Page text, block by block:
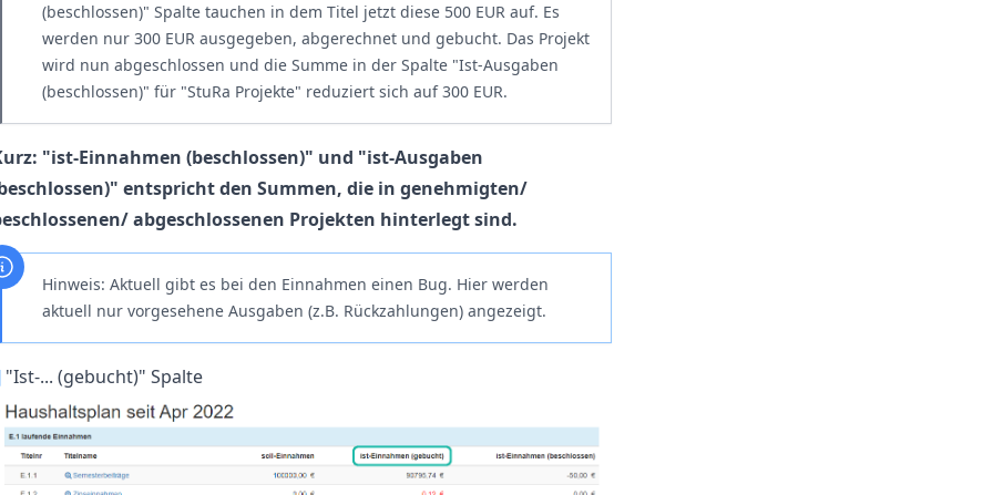
(beschlossen)" Spalte tauchen in dem Titel jetzt diese 500 EUR auf. Es
werden nur 300 EUR ausgegeben, abgerechnet und gebucht. Das Projekt
wird nun abgeschlossen und die Summe in der Spalte "Ist-Ausgaben
(beschlossen)" für "StuRa Projekte" reduziert sich auf 300 EUR.
"ist-Einnahmen (beschlossen)" und "ist-Ausgaben
entspricht den Summen, die in genehmigten/
abgeschlossenen Projekten hinterlegt sind.
Hinweis: Aktuell gibt es bei den Einnahmen einen Bug. Hier werden
aktuell nur vorgesehene Ausgaben (z.B. Rückzahlungen) angezeigt.
"Ist-... (gebucht)" Spalte